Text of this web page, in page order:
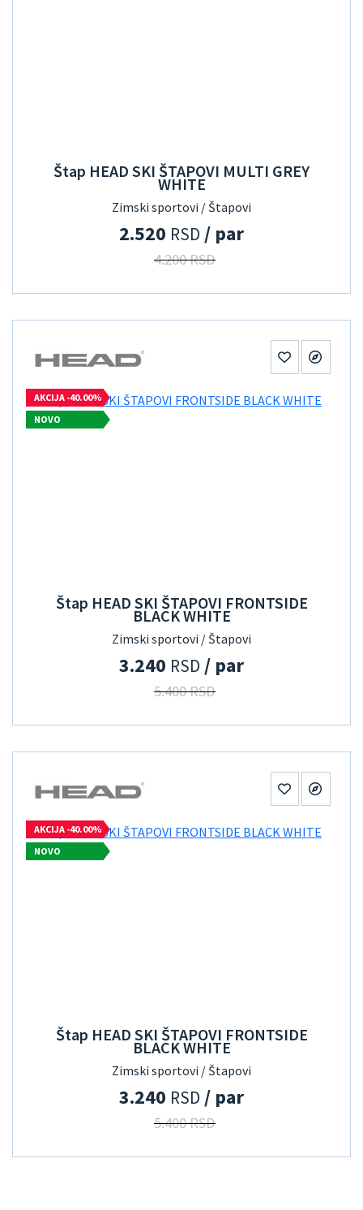
Štap HEAD SKI ŠTAPOVI MULTI GREY
WHITE
Zimski sportovi / Štapovi
2.520 RSD / par
4.200 RSD
AKCIJA -40.00%
NOVO
Štap HEAD SKI ŠTAPOVI FRONTSIDE
BLACK WHITE
Zimski sportovi / Štapovi
3.240 RSD / par
5.400 RSD
AKCIJA -40.00%
NOVO
Štap HEAD SKI ŠTAPOVI FRONTSIDE
BLACK WHITE
Zimski sportovi / Štapovi
3.240 RSD / par
5.400 RSD